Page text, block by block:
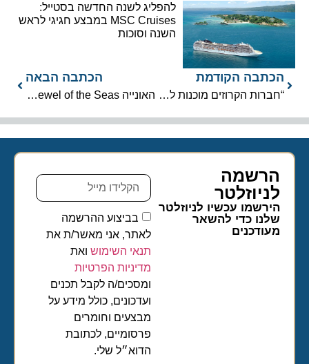
להפליג לשנה החדשה בסטייל:
MSC Cruises במבצע חגיגי לראש
השנה וסוכות
הכתבה הקודמת
“חברות הקרוזים מוכנות להפליג מנמלי ארה”ב בתחילת יולי”
הכתבה הבאה
האונייה Jewel of the Seas תציע הפלגות מקפריסין
הרשמה
לניוזלטר​
הירשמו עכשיו לניוזלטר
שלנו כדי להשאר
מעודכנים
בביצוע ההרשמה
לאתר, אני מאשר/ת את
תנאי השימושואת
מדיניות הפרטיות
ומסכים/ה לקבל תכנים
ועדכונים, כולל מידע על
מבצעים וחומרים
פרסומיים, לכתובת
הדוא״ל שלי.